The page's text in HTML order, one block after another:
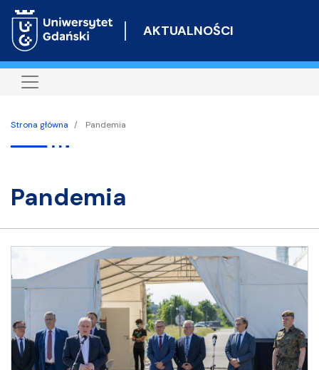
do
AKTUALNOŚCI
Strona główna Pandemia
pandemia